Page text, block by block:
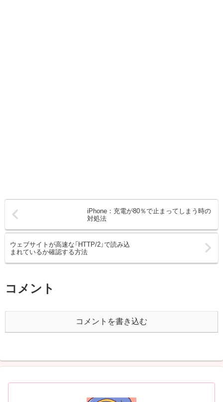
iPhone：充電が80％で止まってしまう時の
対処法
ウェブサイトが高速な「HTTP/2」で読み込
まれているか確認する方法
コメント
コメントを書き込む